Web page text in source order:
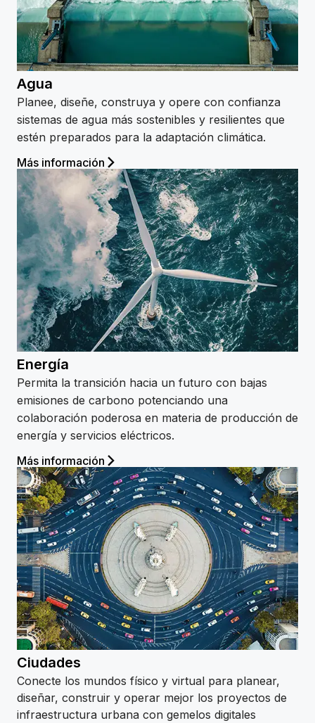
Agua
Planee, diseñe, construya y opere con confianza
sistemas de agua más sostenibles y resilientes que
estén preparados para la adaptación climática.
Más información
Energía
Permita la transición hacia un futuro con bajas
emisiones de carbono potenciando una
colaboración poderosa en materia de producción de
energía y servicios eléctricos.
Más información
Ciudades
Conecte los mundos físico y virtual para planear,
diseñar, construir y operar mejor los proyectos de
infraestructura urbana con gemelos digitales